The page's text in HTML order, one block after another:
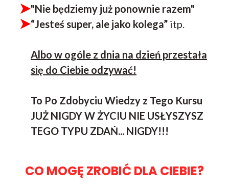
"Nie będziemy już ponownie razem"
“Jesteś super, ale jako kolega” itp.
Albo w ogóle z dnia na dzień przestała
się do Ciebie odzywać!
To Po Zdobyciu Wiedzy z Tego Kursu
JUŻ NIGDY W ŻYCIU NIE USŁYSZYSZ
TEGO TYPU ZDAŃ... NIGDY!!!
CO MOGĘ ZROBIĆ DLA CIEBIE?